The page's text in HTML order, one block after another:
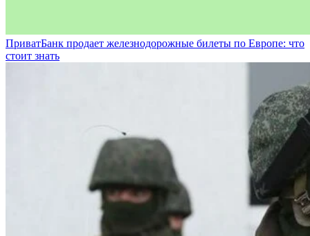
ПриватБанк продает железнодорожные билеты по Европе: что
стоит знать